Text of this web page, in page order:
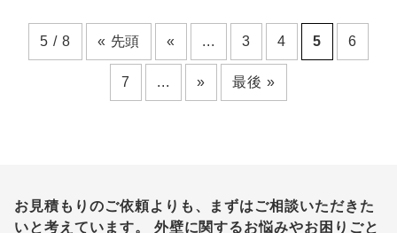
5 / 8 « 先頭 « ... 3 4 5 6
7 ... » 最後 »
お見積もりのご依頼よりも、まずはご相談いただきた
いと考えています。
外壁に関するお悩みやお困りごと